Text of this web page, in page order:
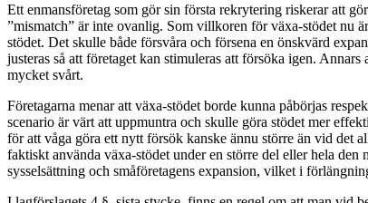
Ett enmansföretag som gör sin första rekrytering riskerar att
”mismatch” är inte ovanlig. Som villkoren för växa-stödet nu
stödet. Det skulle både försvåra och försena en önskvärd
justeras så att företaget kan stimuleras att försöka igen.
mycket svårt.
Företagarna menar att växa-stödet borde kunna påbörjas
scenario är värt att uppmuntra och skulle göra stödet mer
för att våga göra ett nytt försök kanske ännu större än vid det
faktiskt använda växa-stödet under en större del eller hela
sysselsättning och småföretagens expansion, vilket i